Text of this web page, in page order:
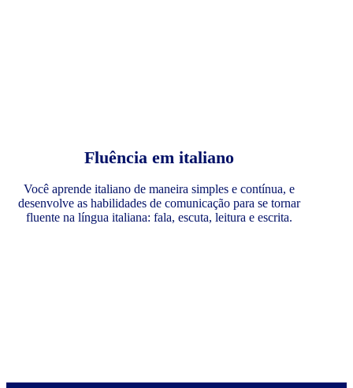
Fluência em italiano
Você aprende italiano de maneira simples e contínua, e
desenvolve as habilidades de comunicação para se tornar
fluente na língua italiana: fala, escuta, leitura e escrita.